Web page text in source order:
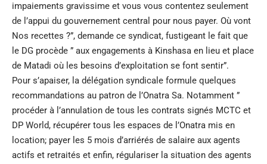
impaiements gravissime et vous vous contentez seulement
de l’appui du gouvernement central pour nous payer. Où vont
Nos recettes ?”, demande ce syndicat, fustigeant le fait que
le DG procède ” aux engagements à Kinshasa en lieu et place
de Matadi où les besoins d’exploitation se font sentir”.
Pour s’apaiser, la délégation syndicale formule quelques
recommandations au patron de l’Onatra Sa. Notamment ”
procéder à l’annulation de tous les contrats signés MCTC et
DP World, récupérer tous les espaces de l’Onatra mis en
location; payer les 5 mois d’arriérés de salaire aux agents
actifs et retraités et enfin, régulariser la situation des agents